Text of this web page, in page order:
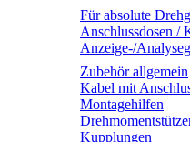
Für absolute
Anschlussdosen /
Anzeige-/
Zubehör allgemein
Kabel mit
Montagehilfen
Kupplungen